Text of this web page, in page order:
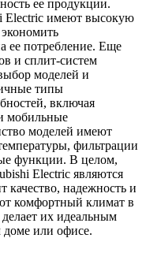
ее продукции.
Electric имеют высокую
ее потребление. Еще
и сплит-систем
моделей и
типы
включая
мобильные
моделей имеют
фильтрации
функции. В целом,
Electric являются
качество, надежность и
комфортный климат в
их идеальным
или офисе.